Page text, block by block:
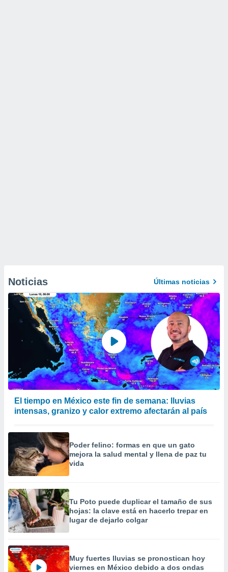
Noticias Últimas noticias
El tiempo en México este fin de semana: lluvias
intensas, granizo y calor extremo afectarán al país
Poder felino: formas en que un gato
mejora la salud mental y llena de paz tu
vida
Tu Poto puede duplicar el tamaño de sus
hojas: la clave está en hacerlo trepar en
lugar de dejarlo colgar
Muy fuertes lluvias se pronostican hoy
viernes en México debido a dos ondas